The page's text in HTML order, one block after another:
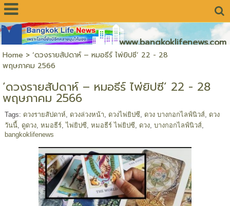
www.bangkoklifenews.com
Home > ‘ดวงรายสัปดาห์ – หมอธีร์ ไพ่ยิปซี’ 22 - 28
พฤษภาคม 2566
‘ดวงรายสัปดาห์ – หมอธีร์ ไพ่ยิปซี’ 22 - 28
พฤษภาคม 2566
Tags: ดวงรายสัปดาห์ ดวงล่วงหน้า ดวงไพ่ยิปซี ดวง บางกอกไลฟ์นิวส์, ดวง
วันนี้, ดูดวง, หมอธีร์,ไพ่ยิปซี หมอธีร์ ไพ่ยิปซี ดวง, บางกอกไลฟ์นิวส์,
bangkoklifenews